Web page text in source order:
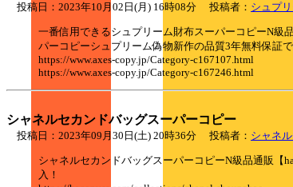
投稿日：2023年10月02日(月) 16時08分 投稿者： シュプ
一番信用できるシュプリーム財布スーパーコピーN級
パーコピーシュプリーム偽物新作の品質3年無料保証で
https://www.axes-copy.jp/Category-c167107.html
https://www.axes-copy.jp/Category-c167246.html
シャネルセカンドバッグスーパーコピー
投稿日：2023年09月30日(土) 20時36分 投稿者： シャネ
シャネルセカンドバッグスーパーコピーN級品通販【
入！